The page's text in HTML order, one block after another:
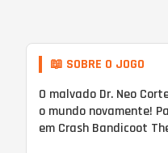
📖 SOBRE O JOGO
O malvado Dr. Neo
o mundo novamente!
em Crash Bandicoot